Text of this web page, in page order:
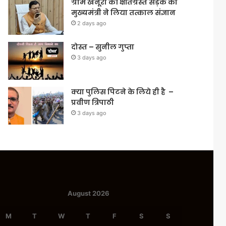
ग्राम खैनूरी की क्षतिग्रस्त सड़क का
मुख्यमंत्री ने लिया तत्काल संज्ञान
2 days ago
दोस्त – सुनील गुप्ता
3 days ago
क्या पुलिस पिटने के लिये ही है –
प्रवीण त्रिपाठी
3 days ago
August 2026
M T W T F S S